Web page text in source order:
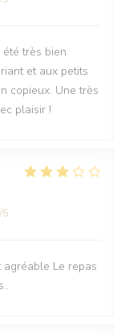
très bien
et aux petits
copieux. Une très
plaisir !
/5
Le repas